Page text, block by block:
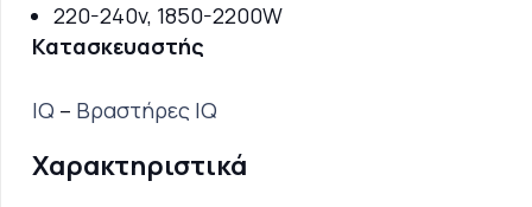
220-240v, 1850-2200W
Κατασκευαστής
IQ – Βραστήρες IQ
Χαρακτηριστικά